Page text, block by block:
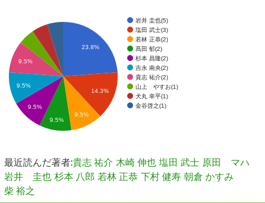
岩井 圭也(5)
塩田 武士(3)
若林 正恭(2)
髙田 郁(2)
杉本 昌隆(2)
吉永 南央(2)
貴志 祐介(2)
山上 やすお(1)
犬丸 幸平(1)
金谷啓之(1)
23.8%
14.3%
9.5%
9.5%
9.5%
9.5%
9.5%
最近読んだ著者:貴志 祐介 木崎 伸也 塩田 武士 原田 マハ
岩井 圭也 杉本 八郎 若林 正恭 下村 健寿 朝倉 かすみ
柴 裕之